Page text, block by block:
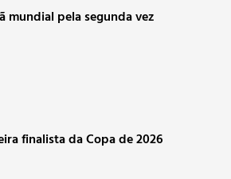
mundial pela segunda vez
finalista da Copa de 2026